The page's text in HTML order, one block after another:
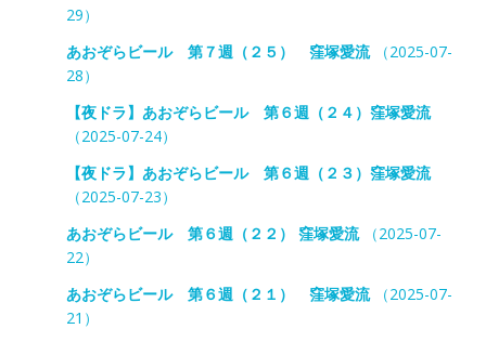
29）
あおぞらビール 第７週（２５） 窪塚愛流（2025-07-
28）
【夜ドラ】あおぞらビール 第６週（２４）窪塚愛流
（2025-07-24）
【夜ドラ】あおぞらビール 第６週（２３）窪塚愛流
（2025-07-23）
あおぞらビール 第６週（２２） 窪塚愛流（2025-07-
22）
あおぞらビール 第６週（２１） 窪塚愛流（2025-07-
21）